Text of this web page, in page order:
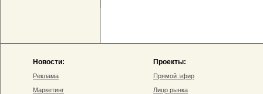
Новости:
Реклама
Маркетинг
Проекты:
Прямой эфир
Лицо рынка